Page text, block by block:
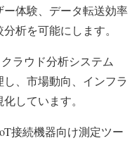
体験、データ転送効率
析を可能にします。
ラウド分析システム
、市場動向、インフラ
しています。
接続機器向け測定ツー